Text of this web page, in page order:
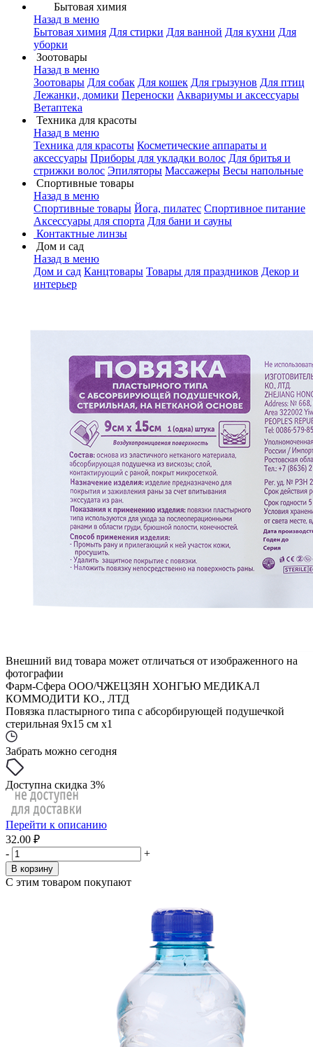
Бытовая химия
Назад в меню
Бытовая химия Для стирки Для ванной Для кухни Для
уборки
Зоотовары
Назад в меню
Зоотовары Для собак Для кошек Для грызунов Для птиц
Лежанки, домики Переноски Аквариумы и аксессуары
Ветаптека
Техника для красоты
Назад в меню
Техника для красоты Косметические аппараты и
аксессуары Приборы для укладки волос Для бритья и
стрижки волос Эпиляторы Массажеры Весы напольные
Спортивные товары
Назад в меню
Спортивные товары Йога, пилатес Спортивное питание
Аксессуары для спорта Для бани и сауны
Контактные линзы
Дом и сад
Назад в меню
Дом и сад Канцтовары Товары для праздников Декор и
интерьер
Внешний вид товара может отличаться от изображенного на
фотографии
Фарм-Сфера ООО/ЧЖЕЦЗЯН ХОНГЬЮ МЕДИКАЛ
КОММОДИТИ КО., ЛТД
Повязка пластырного типа с абсорбирующей подушечкой
стерильная 9х15 см x1
Забрать можно сегодня
Доступна скидка 3%
Перейти к описанию
32.00 ₽
-
+
В корзину
С этим товаром покупают